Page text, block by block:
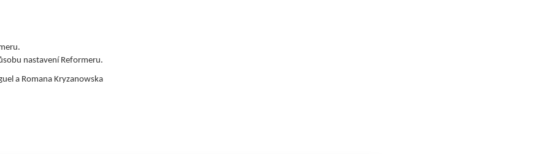
nastavení Reformeru.
a Romana Kryzanowska